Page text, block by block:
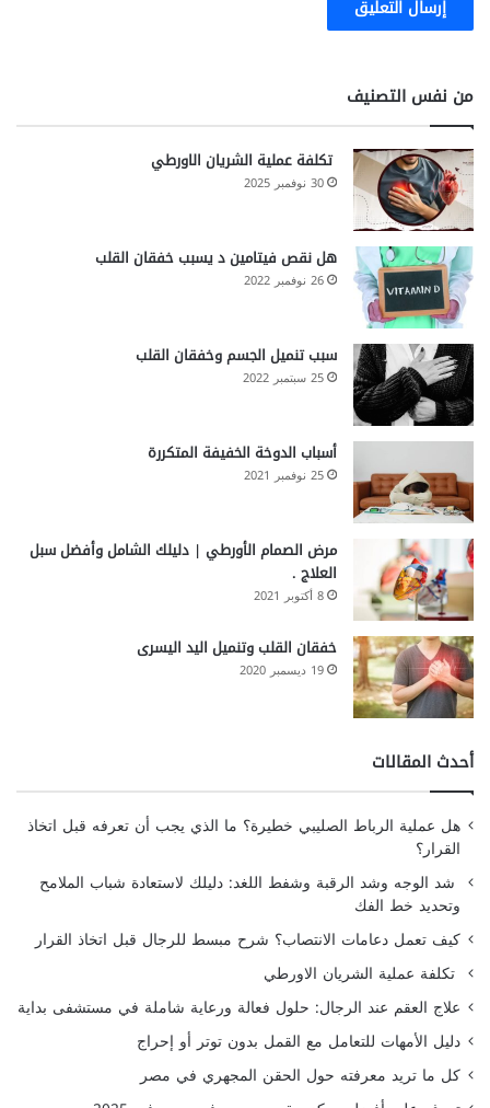
من نفس التصنيف
تكلفة عملية الشريان الاورطي
30 نوفمبر 2025
هل نقص فيتامين د يسبب خفقان القلب
26 نوفمبر 2022
سبب تنميل الجسم وخفقان القلب
25 سبتمبر 2022
أسباب الدوخة الخفيفة المتكررة
25 نوفمبر 2021
مرض الصمام الأورطي | دليلك الشامل وأفضل سبل
العلاج .
8 أكتوبر 2021
خفقان القلب وتنميل اليد اليسرى
19 ديسمبر 2020
أحدث المقالات
هل عملية الرباط الصليبي خطيرة؟ ما الذي يجب أن تعرفه قبل اتخاذ
القرار؟
شد الوجه وشد الرقبة وشفط اللغد: دليلك لاستعادة شباب الملامح
وتحديد خط الفك
كيف تعمل دعامات الانتصاب؟ شرح مبسط للرجال قبل اتخاذ القرار
تكلفة عملية الشريان الاورطي
علاج العقم عند الرجال: حلول فعالة ورعاية شاملة في مستشفى بداية
دليل الأمهات للتعامل مع القمل بدون توتر أو إحراج
كل ما تريد معرفته حول الحقن المجهري في مصر